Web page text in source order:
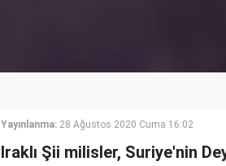
Yayınlanma: 28 Ağustos 2020 Cuma 16:02
Iraklı Şii milisler, Suriye'nin